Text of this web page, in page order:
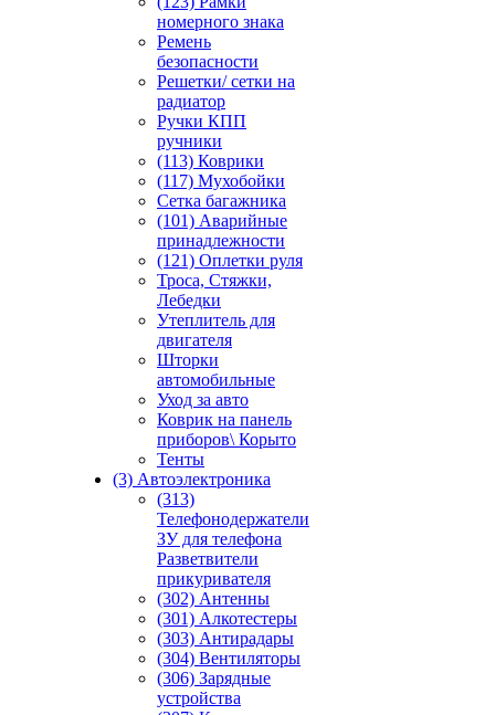
номерного знака
Ремень
безопасности
Решетки/ сетки на
радиатор
Ручки КПП
ручники
(113) Коврики
(117) Мухобойки
Сетка багажника
(101) Аварийные
принадлежности
(121) Оплетки руля
Троса, Стяжки,
Лебедки
Утеплитель для
двигателя
Шторки
автомобильные
Уход за авто
Коврик на панель
приборов\ Корыто
Тенты
(3) Автоэлектроника
(313)
Телефонодержатели
ЗУ для телефона
Разветвители
прикуривателя
(302) Антенны
(301) Алкотестеры
(303) Антирадары
(304) Вентиляторы
(306) Зарядные
устройства